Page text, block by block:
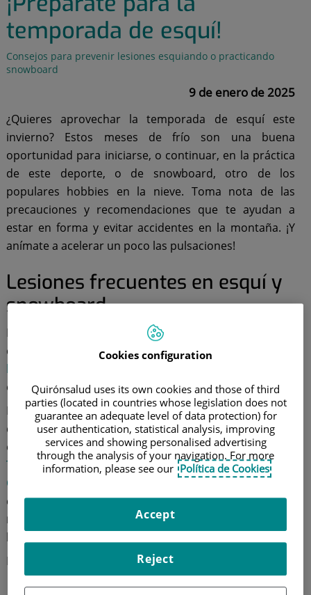
temporada de esquí!
Consejos para prevenir lesiones esquiando o practicando
snowboard
9 de enero de 2025
¿Quieres aprovechar la temporada de esquí este
invierno? Estos meses de frío son una buena
oportunidad para iniciarse, o continuar, en la práctica
de este deporte, o de snowboard, otro de los
populares hobbies en la nieve. Toma nota de las
precauciones y recomendaciones que te ayudan a
estar en forma y evitar accidentes en la montaña. ¡Y
anímate a acelerar un poco las pulsaciones!
Lesiones frecuentes en esquí y
snowboard
Nadie desea que ocurra, pero hay ocasiones en las
que un error en la pista de esquí hace que
lesionándonos
en las articulaciones.
La ubicación de la lesión puede variar según la
disciplina deportiva que hayamos elegido. Acerca de
ello, el doctorFernando Jordá Gisbert, especialista en
Traumatología y Cirugía OrtopédicadelHospital
Quirónsalud Torrevieja
, nos indica que "mientras
que en elesquíalpinolas lesiones suelen centrarse en
rodillas
por giros bruscos, en la práctica del
lesiones más frecuentes son en
Entre las
lesiones en esquí y snowboard
Cookies configuration
Quirónsalud uses its own cookies and those of third
parties (located in countries whose legislation does not
guarantee an adequate level of data protection) for
user authentication, statistical analysis, improving
services and showing personalised advertising
through the analysis of your navigation. For more
information, please see our Política de Cookies
Reject
Accept